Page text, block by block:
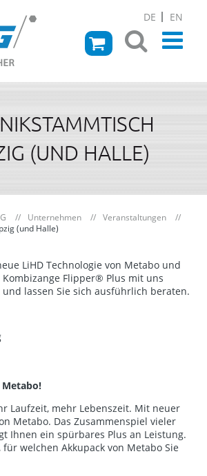
DE EN
(UND HALLE)
Unternehmen
Veranstaltungen
(und Halle)
LiHD Technologie von Metabo und
Flipper® Plus mit uns
lassen Sie sich ausführlich beraten.
Laufzeit, mehr Lebenszeit. Mit neuer
Metabo. Das Zusammenspiel vieler
Ihnen ein spürbares Plus an Leistung.
welchen Akkupack von Metabo Sie